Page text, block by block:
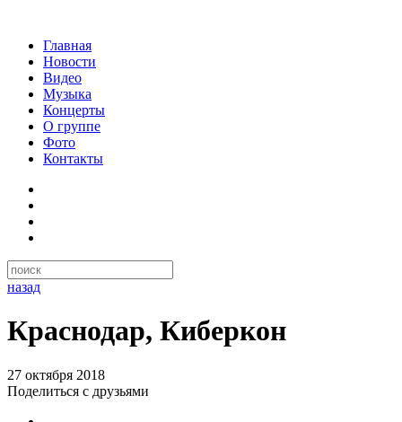
Главная
Новости
Видео
Музыка
Концерты
О группе
Фото
Контакты
назад
Краснодар, Киберкон
27 октября 2018
Поделиться с друзьями